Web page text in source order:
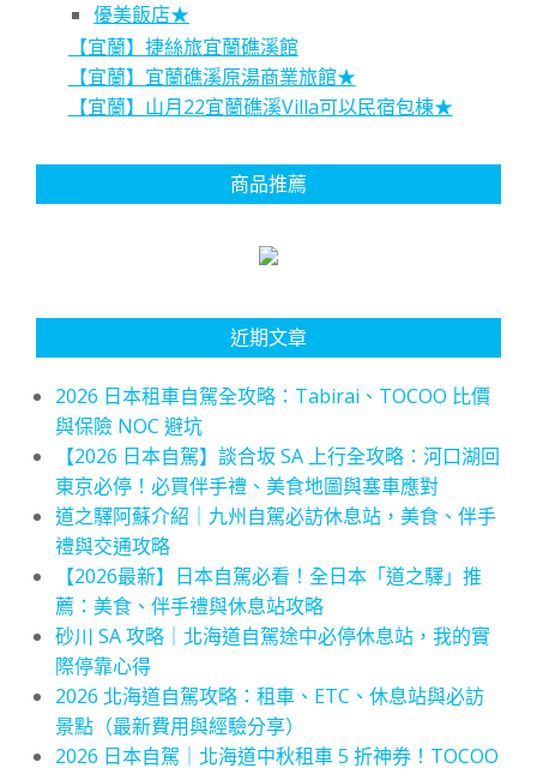
優美飯店★
【宜蘭】捷絲旅宜蘭礁溪館
【宜蘭】宜蘭礁溪原湯商業旅館★
【宜蘭】山月22宜蘭礁溪Villa可以民宿包棟★
商品推薦
近期文章
2026 日本租車自駕全攻略：Tabirai、TOCOO 比價
與保險 NOC 避坑
【2026 日本自駕】談合坂 SA 上行全攻略：河口湖回
東京必停！必買伴手禮、美食地圖與塞車應對
道之驛阿蘇介紹｜九州自駕必訪休息站，美食、伴手
禮與交通攻略
【2026最新】日本自駕必看！全日本「道之驛」推
薦：美食、伴手禮與休息站攻略
砂川 SA 攻略｜北海道自駕途中必停休息站，我的實
際停靠心得
2026 北海道自駕攻略：租車、ETC、休息站與必訪
景點（最新費用與經驗分享）
2026 日本自駕｜北海道中秋租車 5 折神券！TOCOO